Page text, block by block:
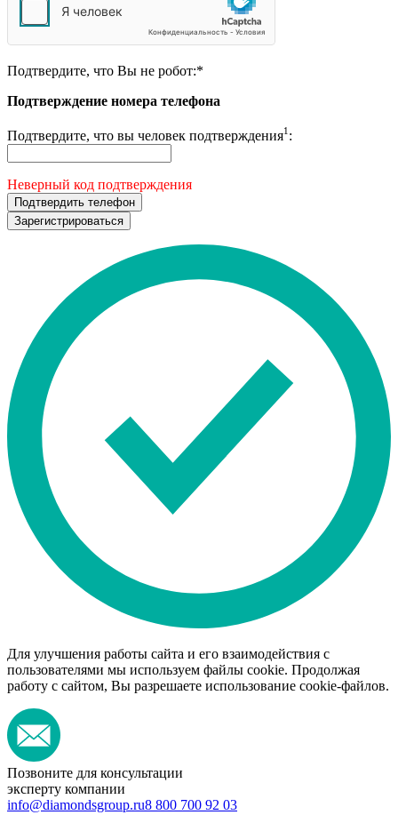
Подтвердите, что Вы не робот:*
Подтверждение номера телефона
Подтвердите, что вы человек подтверждения1 :
Неверный код подтверждения
Подтвердить телефон
Зарегистрироваться
Для улучшения работы сайта и его взаимодействия с
пользователями мы используем файлы cookie. Продолжая
работу с сайтом, Вы разрешаете использование cookie-файлов.
Позвоните для консультации
эксперту компании
info@diamondsgroup.ru8 800 700 92 03